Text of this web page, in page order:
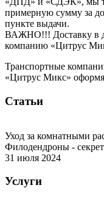
примерную сумму за
пункте выдачи.
ВАЖНО!!! Доставку в
компанию «Цитрус
Транспортные
«Цитрус Микс»
Статьи
Уход за комнатными
Филодендроны -
31 июля 2024
Услуги